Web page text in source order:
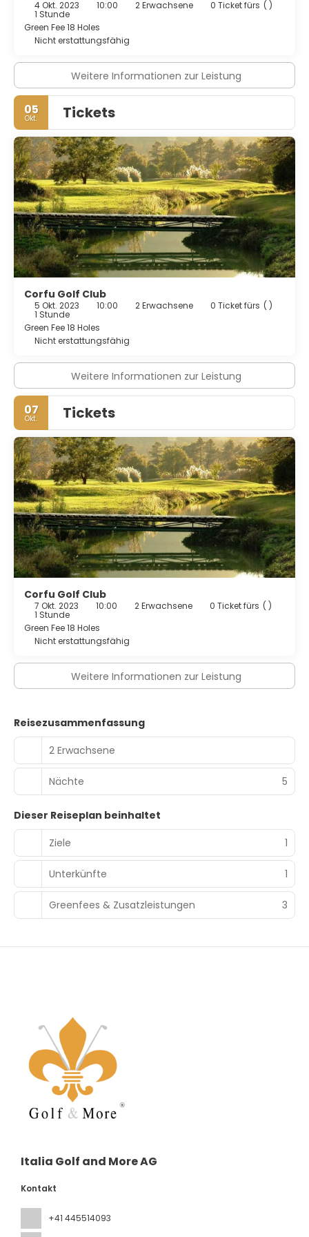
Still deinen Durst an der Bar/Lounge, der Strandbar oder
der Poolbar. Ein inbegriffenes Frühstücksbuffet wird
täglich von 07:00 Uhr bis 10:30 Uhr angeboten.
Zum Angebot gehören ein Businesscenter, ein
Textilreinigungsservice und eine rund um die Uhr besetzte
Rezeption. Vor Ort gibt es Folgendes: Parken ohne Service
(kostenlos).
4 Okt. 2023 10:00 2 Erwachsene 0 Ticket fürs ( )
1 Stunde
Green Fee 18 Holes
Nicht erstattungsfähig
Weitere Informationen zur Leistung
05
Okt. Tickets
Corfu Golf Club
5 Okt. 2023 10:00 2 Erwachsene 0 Ticket fürs ( )
1 Stunde
Green Fee 18 Holes
Nicht erstattungsfähig
Weitere Informationen zur Leistung
07
Okt. Tickets
Corfu Golf Club
7 Okt. 2023 10:00 2 Erwachsene 0 Ticket fürs ( )
1 Stunde
Green Fee 18 Holes
Nicht erstattungsfähig
Weitere Informationen zur Leistung
Reisezusammenfassung
2 Erwachsene
Nächte 5
Dieser Reiseplan beinhaltet
Ziele
1
Unterkünfte 1
Greenfees & Zusatzleistungen 3
Italia Golf and More AG
Kontakt
+41 445514093